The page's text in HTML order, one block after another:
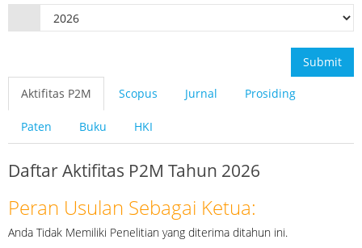
Submit
Aktifitas P2M Scopus Jurnal Prosiding
Paten Buku HKI
Daftar Aktifitas P2M Tahun 2026
Peran Usulan Sebagai Ketua:
Anda Tidak Memiliki Penelitian yang diterima ditahun ini.